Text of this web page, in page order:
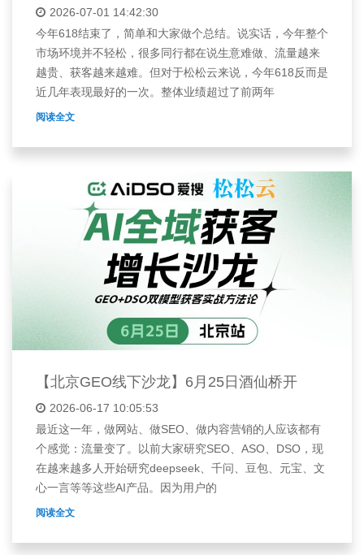
2026-07-01 14:42:30
今年618结束了，简单和大家做个总结。说实话，今年整个
市场环境并不轻松，很多同行都在说生意难做、流量越来
越贵、获客越来越难。但对于松松云来说，今年618反而是
近几年表现最好的一次。整体业绩超过了前两年
阅读全文
【北京GEO线下沙龙】6月25日酒仙桥开
2026-06-17 10:05:53
最近这一年，做网站、做SEO、做内容营销的人应该都有
个感觉：流量变了。以前大家研究SEO、ASO、DSO，现
在越来越多人开始研究deepseek、千问、豆包、元宝、文
心一言等等这些AI产品。因为用户的
阅读全文